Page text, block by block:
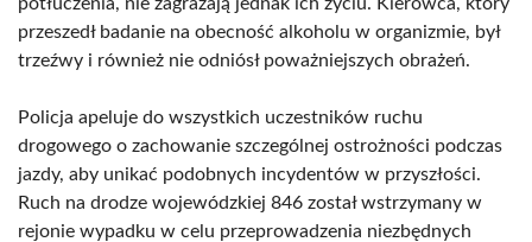
przeszedł badanie na obecność alkoholu w organizmie, był
trzeźwy i również nie odniósł poważniejszych obrażeń.
Policja apeluje do wszystkich uczestników ruchu
drogowego o zachowanie szczególnej ostrożności podczas
jazdy, aby unikać podobnych incydentów w przyszłości.
Ruch na drodze wojewódzkiej 846 został wstrzymany w
rejonie wypadku w celu przeprowadzenia niezbędnych